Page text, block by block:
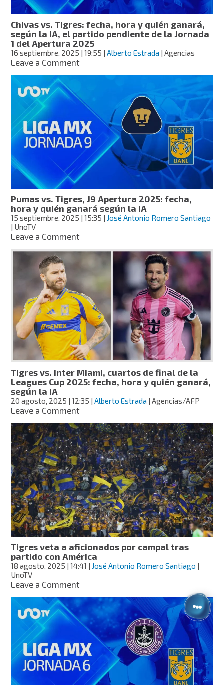
y
quién
ganará,
según
la
IA
Chivas vs. Tigres: fecha, hora y quién ganará,
según la IA, el partido pendiente de la Jornada
1 del Apertura 2025
16 septiembre, 2025 | 19:55 |Alberto Estrada | Agencias
Leave a Commenton
fecha,
hora
y
quién
ganará,
según
la
IA,
el
partido
pendiente
de
la
del
Apertura
Pumas vs. Tigres, J9 Apertura 2025: fecha,
hora y quién ganará según la IA
15 septiembre, 2025 | 15:35 | José Antonio Romero Santiago
| UnoTV
Leave a Commenton
vs.
Tigres,
J9
Apertura
2025:
fecha,
hora
y
quién
ganará
según
la
IA
Tigres vs. Inter Miami, cuartos de final de la
Leagues Cup 2025: fecha, hora y quién ganará,
según la IA
20 agosto, 2025 | 12:35 |Alberto Estrada | Agencias/AFP
Leave a Commenton
vs.
Inter
Miami,
cuartos
de
final
de
la
Leagues
Cup
2025:
fecha,
hora
y
quién
la
Tigres veta a aficionados por campal tras
partido con América
18 agosto, 2025 | 14:41 | José Antonio Romero Santiago |
UnoTV
Leave a Commenton
veta
a
aficionados
por
campal
tras
partido
con